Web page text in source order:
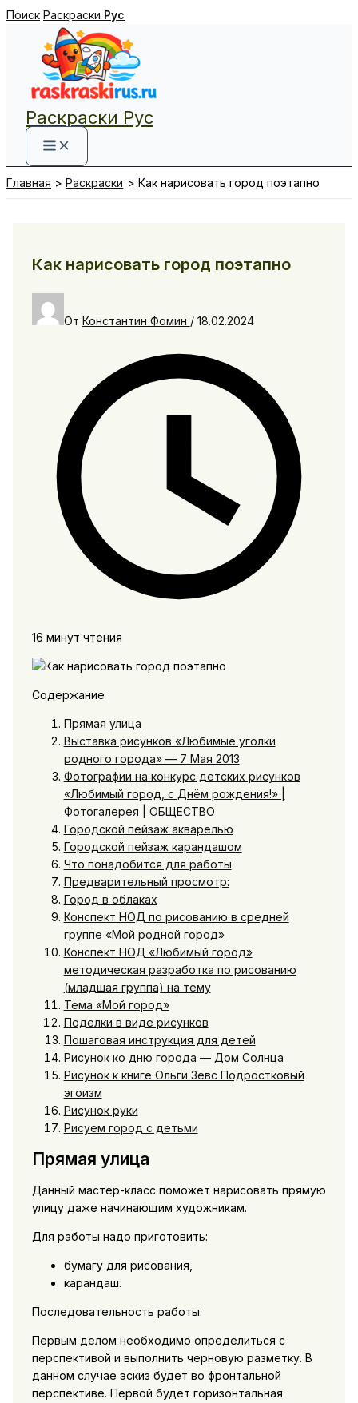
Перейти
содержимому
Поиск Раскраски Рус
Раскраски Рус
Главная Раскраски Как нарисовать город поэтапно
Как нарисовать город поэтапно
От Константин Фомин / 18.02.2024
16 минут чтения
Содержание
Прямая улица
Выставка рисунков «Любимые уголки
родного города» — 7 Мая 2013
Фотографии на конкурс детских рисунков
«Любимый город, с Днём рождения!» |
Фотогалерея | ОБЩЕСТВО
Городской пейзаж акварелью
Городской пейзаж карандашом
Что понадобится для работы
Предварительный просмотр:
Город в облаках
Конспект НОД по рисованию в средней
группе «Мой родной город»
Конспект НОД «Любимый город»
методическая разработка по рисованию
(младшая группа) на тему
Тема «Мой город»
Поделки в виде рисунков
Пошаговая инструкция для детей
Рисунок ко дню города — Дом Солнца
Рисунок к книге Ольги Зевс Подростковый
эгоизм
Рисунок руки
Рисуем город с детьми
Прямая улица
Данный мастер-класс поможет нарисовать прямую
улицу даже начинающим художникам.
Для работы надо приготовить:
бумагу для рисования,
карандаш.
Последовательность работы.
Первым делом необходимо определиться с
перспективой и выполнить черновую разметку. В
данном случае эскиз будет во фронтальной
перспективе. Первой будет горизонтальная